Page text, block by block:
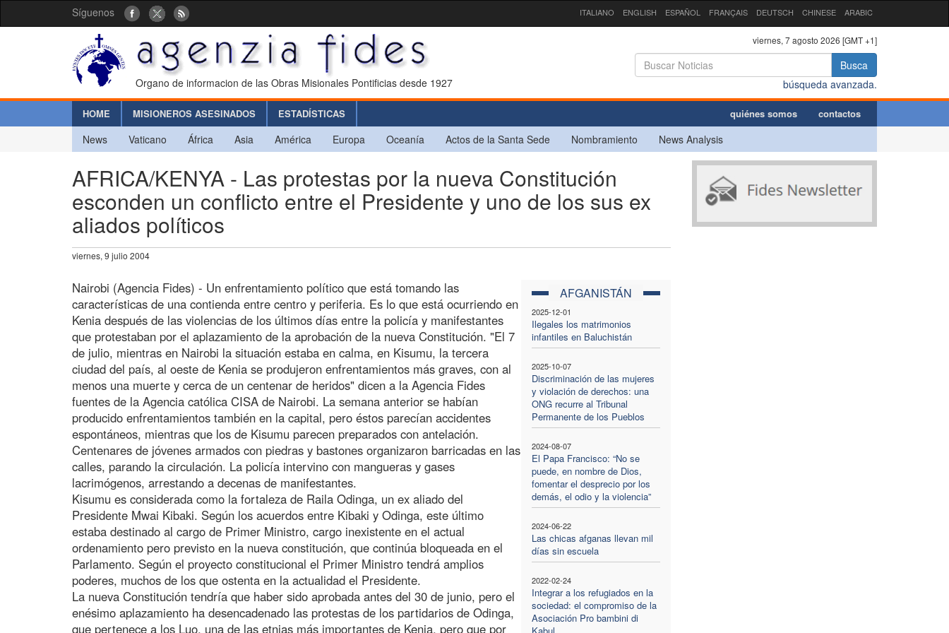
Síguenos ITALIANO ENGLISH ESPAÑOL FRANÇAIS DEUTSCH CHINESE ARABIC
Organo de informacion de las Obras Misionales Pontificias desde 1927
viernes, 7 agosto 2026 [GMT +1]
Busca
búsqueda avanzada.
HOME MISIONEROS ASESINADOS ESTADÍSTICAS quiénes somos contactos
News Vaticano África Asia América Europa Oceanía Actos de la Santa Sede Nombramiento News Analysis
AFRICA/KENYA - Las protestas por la nueva Constitución
esconden un conflicto entre el Presidente y uno de los sus ex
aliados políticos
viernes, 9 julio 2004
AFGANISTÁN
2025-12-01
Ilegales los matrimonios
infantiles en Baluchistán
2025-10-07
Discriminación de las mujeres
y violación de derechos: una
ONG recurre al Tribunal
Permanente de los Pueblos
2024-08-07
El Papa Francisco: “No se
puede, en nombre de Dios,
fomentar el desprecio por los
demás, el odio y la violencia”
2024-06-22
Las chicas afganas llevan mil
días sin escuela
2022-02-24
Integrar a los refugiados en la
sociedad: el compromiso de la
Asociación Pro bambini di
Nairobi (Agencia Fides) - Un enfrentamiento político que está tomando las
características de una contienda entre centro y periferia. Es lo que está ocurriendo en
Kenia después de las violencias de los últimos días entre la policía y manifestantes
que protestaban por el aplazamiento de la aprobación de la nueva Constitución. "El 7
de julio, mientras en Nairobi la situación estaba en calma, en Kisumu, la tercera
ciudad del país, al oeste de Kenia se produjeron enfrentamientos más graves, con al
menos una muerte y cerca de un centenar de heridos" dicen a la Agencia Fides
fuentes de la Agencia católica CISA de Nairobi. La semana anterior se habían
producido enfrentamientos también en la capital, pero éstos parecían accidentes
espontáneos, mientras que los de Kisumu parecen preparados con antelación.
Centenares de jóvenes armados con piedras y bastones organizaron barricadas en las
calles, parando la circulación. La policía intervino con mangueras y gases
lacrimógenos, arrestando a decenas de manifestantes.
Kisumu es considerada como la fortaleza de Raila Odinga, un ex aliado del
Presidente Mwai Kibaki. Según los acuerdos entre Kibaki y Odinga, este último
estaba destinado al cargo de Primer Ministro, cargo inexistente en el actual
ordenamiento pero previsto en la nueva constitución, que continúa bloqueada en el
Parlamento. Según el proyecto constitucional el Primer Ministro tendrá amplios
poderes, muchos de los que ostenta en la actualidad el Presidente.
La nueva Constitución tendría que haber sido aprobada antes del 30 de junio, pero el
enésimo aplazamiento ha desencadenado las protestas de los partidarios de Odinga,
que pertenece a los Luo, una de las etnias más importantes de Kenia, pero que por